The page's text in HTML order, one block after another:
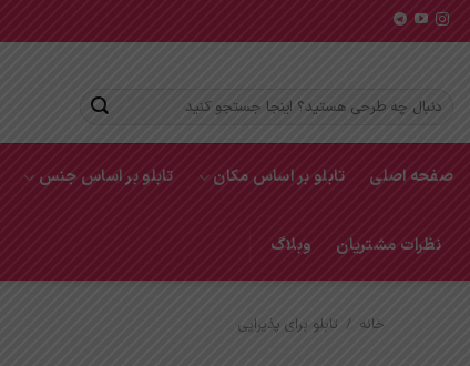
Skip
to
جستجو
صفحه اصلی تابلو بر اساس مکان تابلو بر اساس جنس
نظرات مشتریان وبلاگ
خانه / تابلو برای پذیرایی